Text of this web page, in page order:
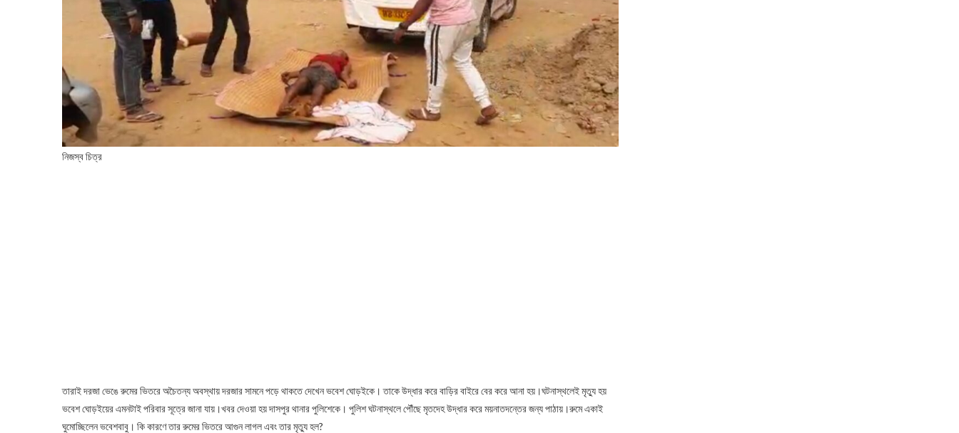
নিজস্ব চিত্র
তারাই দরজা ভেঙে রুমের ভিতরে অচৈতন্য অবস্থায় দরজার সামনে পড়ে থাকতে দেখেন ভবেশ ঘোড়ইকে। তাকে উদ্ধার করে বাড়ির বাইরে বের করে আনা হয়।ঘটনাস্থলেই মৃত্যু হয়
ভবেশ ঘোড়ইয়ের এমনটাই পরিবার সূত্রে জানা যায়।খবর দেওয়া হয় দাসপুর থানার পুলিশেকে। পুলিশ ঘটনাস্থলে পৌঁছে মৃতদেহ উদ্ধার করে ময়নাতদন্তের জন্য পাঠায়।রুমে একাই
ঘুমোচ্ছিলেন ভবেশবাবু। কি কারণে তার রুমের ভিতরে আগুন লাগল এবং তার মৃত্যু হল?